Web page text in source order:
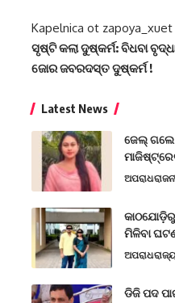
Kapelnica ot zapoya_xuet
ସୃଷ୍ଟି କଲା ଦୁଷ୍କର୍ମ: ବିଧବା
ଜୋର ଜବରଦସ୍ତ ଦୁଷ୍କର୍ମ !
Latest News
ଜେଲ୍ ଗଲେ
ଅପରାଧ
ମିଳିବା
ଅପରାଧ
ଡିଜି ପଦ